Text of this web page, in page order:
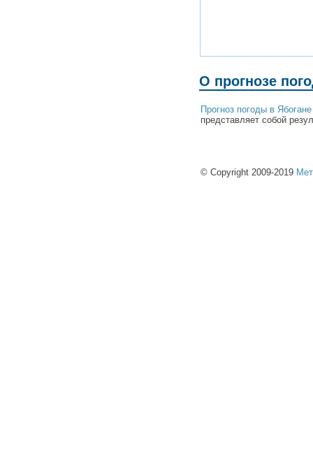
О прогнозе
Прогноз погоды в
представляет собой
© Copyright 2009-2019